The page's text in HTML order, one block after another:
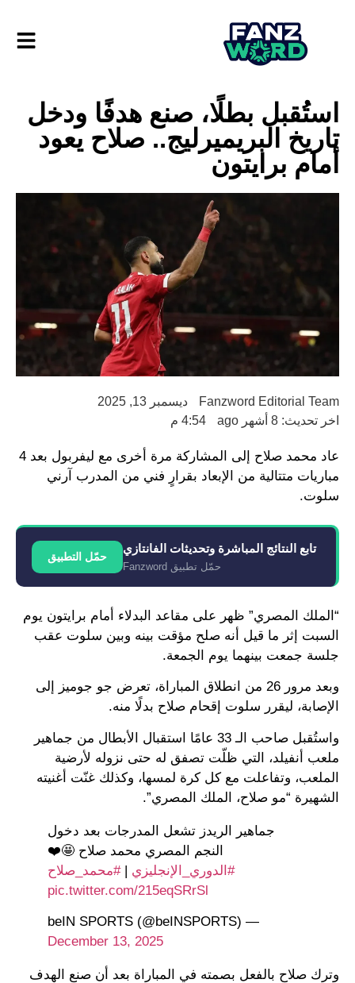
استُقبل بطلًا، صنع هدفًا ودخل
تاريخ البريميرليج.. صلاح يعود
أمام برايتون
Fanzword Editorial Team
ديسمبر 13, 2025
اخر تحديث: 8 أشهر ago
4:54 م
عاد محمد صلاح إلى المشاركة مرة أخرى مع ليفربول بعد 4
مباريات متتالية من الإبعاد بقرارٍ فني من المدرب آرني
سلوت.
تابع النتائج المباشرة وتحديثات الفانتازي
حمّل تطبيق Fanzword
حمّل التطبيق
“الملك المصري” ظهر على مقاعد البدلاء أمام برايتون يوم
السبت إثر ما قيل أنه صلح مؤقت بينه وبين سلوت عقب
جلسة جمعت بينهما يوم الجمعة.
وبعد مرور 26 من انطلاق المباراة، تعرض جو جوميز إلى
الإصابة، ليقرر سلوت إقحام صلاح بدلًا منه.
واستُقبل صاحب الـ 33 عامًا استقبال الأبطال من جماهير
ملعب أنفيلد، التي ظلّت تصفق له حتى نزوله لأرضية
الملعب، وتفاعلت مع كل كرة لمسها، وكذلك غنّت أغنيته
الشهيرة “مو صلاح، الملك المصري”.
جماهير الريدز تشعل المدرجات بعد دخول
النجم المصري محمد صلاح 🤩❤️
#الدوري_الإنجليزي |#محمد_صلاح
pic.twitter.com/215eqSRrSl
— beIN SPORTS (@beINSPORTS)
December 13, 2025
وترك صلاح بالفعل بصمته في المباراة بعد أن صنع الهدف